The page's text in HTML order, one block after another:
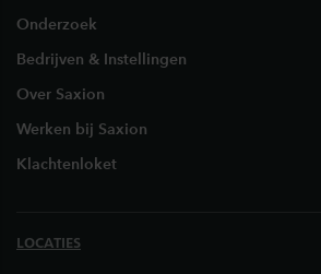
Onderzoek
Bedrijven & Instellingen
Over Saxion
Werken bij Saxion
Klachtenloket
LOCATIES